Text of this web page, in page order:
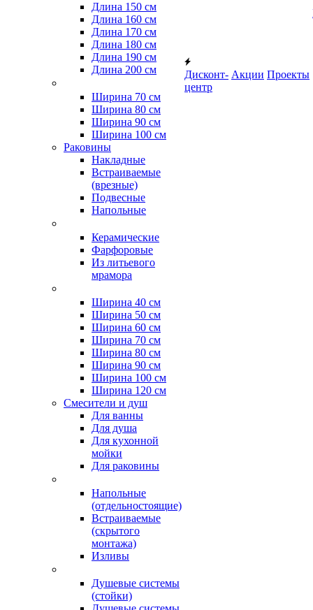
Длина 150 см
Длина 160 см
Длина 170 см
Длина 180 см
Длина 190 см
Длина 200 см
Ширина 70 см
Ширина 80 см
Ширина 90 см
Ширина 100 см
Раковины
Накладные
Встраиваемые
(врезные)
Подвесные
Напольные
Керамические
Фарфоровые
Из литьевого
мрамора
Ширина 40 см
Ширина 50 см
Ширина 60 см
Ширина 70 см
Ширина 80 см
Ширина 90 см
Ширина 100 см
Ширина 120 см
Смесители и душ
Для ванны
Для душа
Для кухонной
мойки
Для раковины
Напольные
(отдельностоящие)
Встраиваемые
(скрытого
монтажа)
Изливы
Душевые системы
(стойки)
Дисконт-
центр
Акции Проекты